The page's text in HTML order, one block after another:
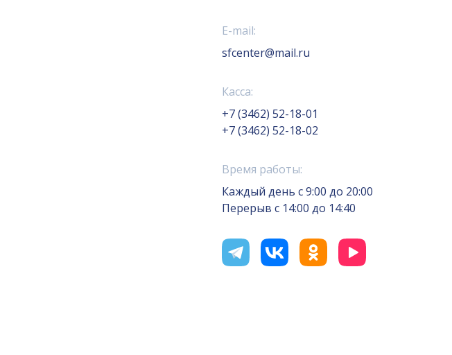
E-mail:
sfcenter@mail.ru
Касса:
+7 (3462) 52-18-01
+7 (3462) 52-18-02
Время работы:
Каждый день с 9:00 до 20:00
Перерыв с 14:00 до 14:40